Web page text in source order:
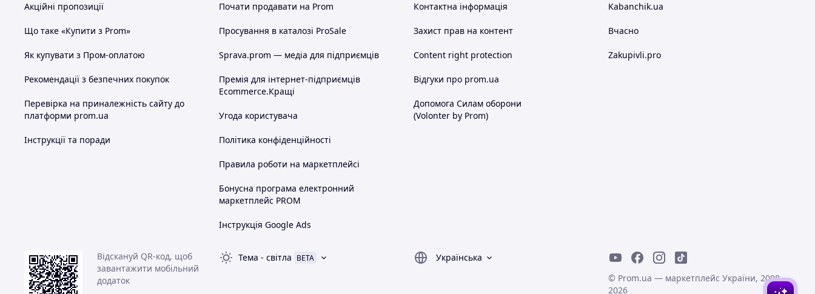
Акційні пропозиції
Що таке «Купити з Prom»
Як купувати з Пром-оплатою
Рекомендації з безпечних покупок
Перевірка на приналежність сайту до
платформи prom.ua
Інструкції та поради
Почати продавати на Prom
Просування в каталозі ProSale
Sprava.prom — медіа для підприємців
Премія для інтернет-підприємців
Ecommerce.Кращі
Угода користувача
Політика конфіденційності
Правила роботи на маркетплейсі
Бонусна програма електронний
маркетплейс PROM
Інструкція Google Ads
Контактна інформація
Захист прав на контент
Content right protection
Відгуки про prom.ua
Допомога Силам оборони
(Volonter by Prom)
Kabanchik.ua
Вчасно
Zakupivli.pro
Відскануй QR-код, щоб
завантажити мобільний
додаток
Тема - світла BETA
Українська
© Prom.ua — маркетплейс України, 2008-
2026